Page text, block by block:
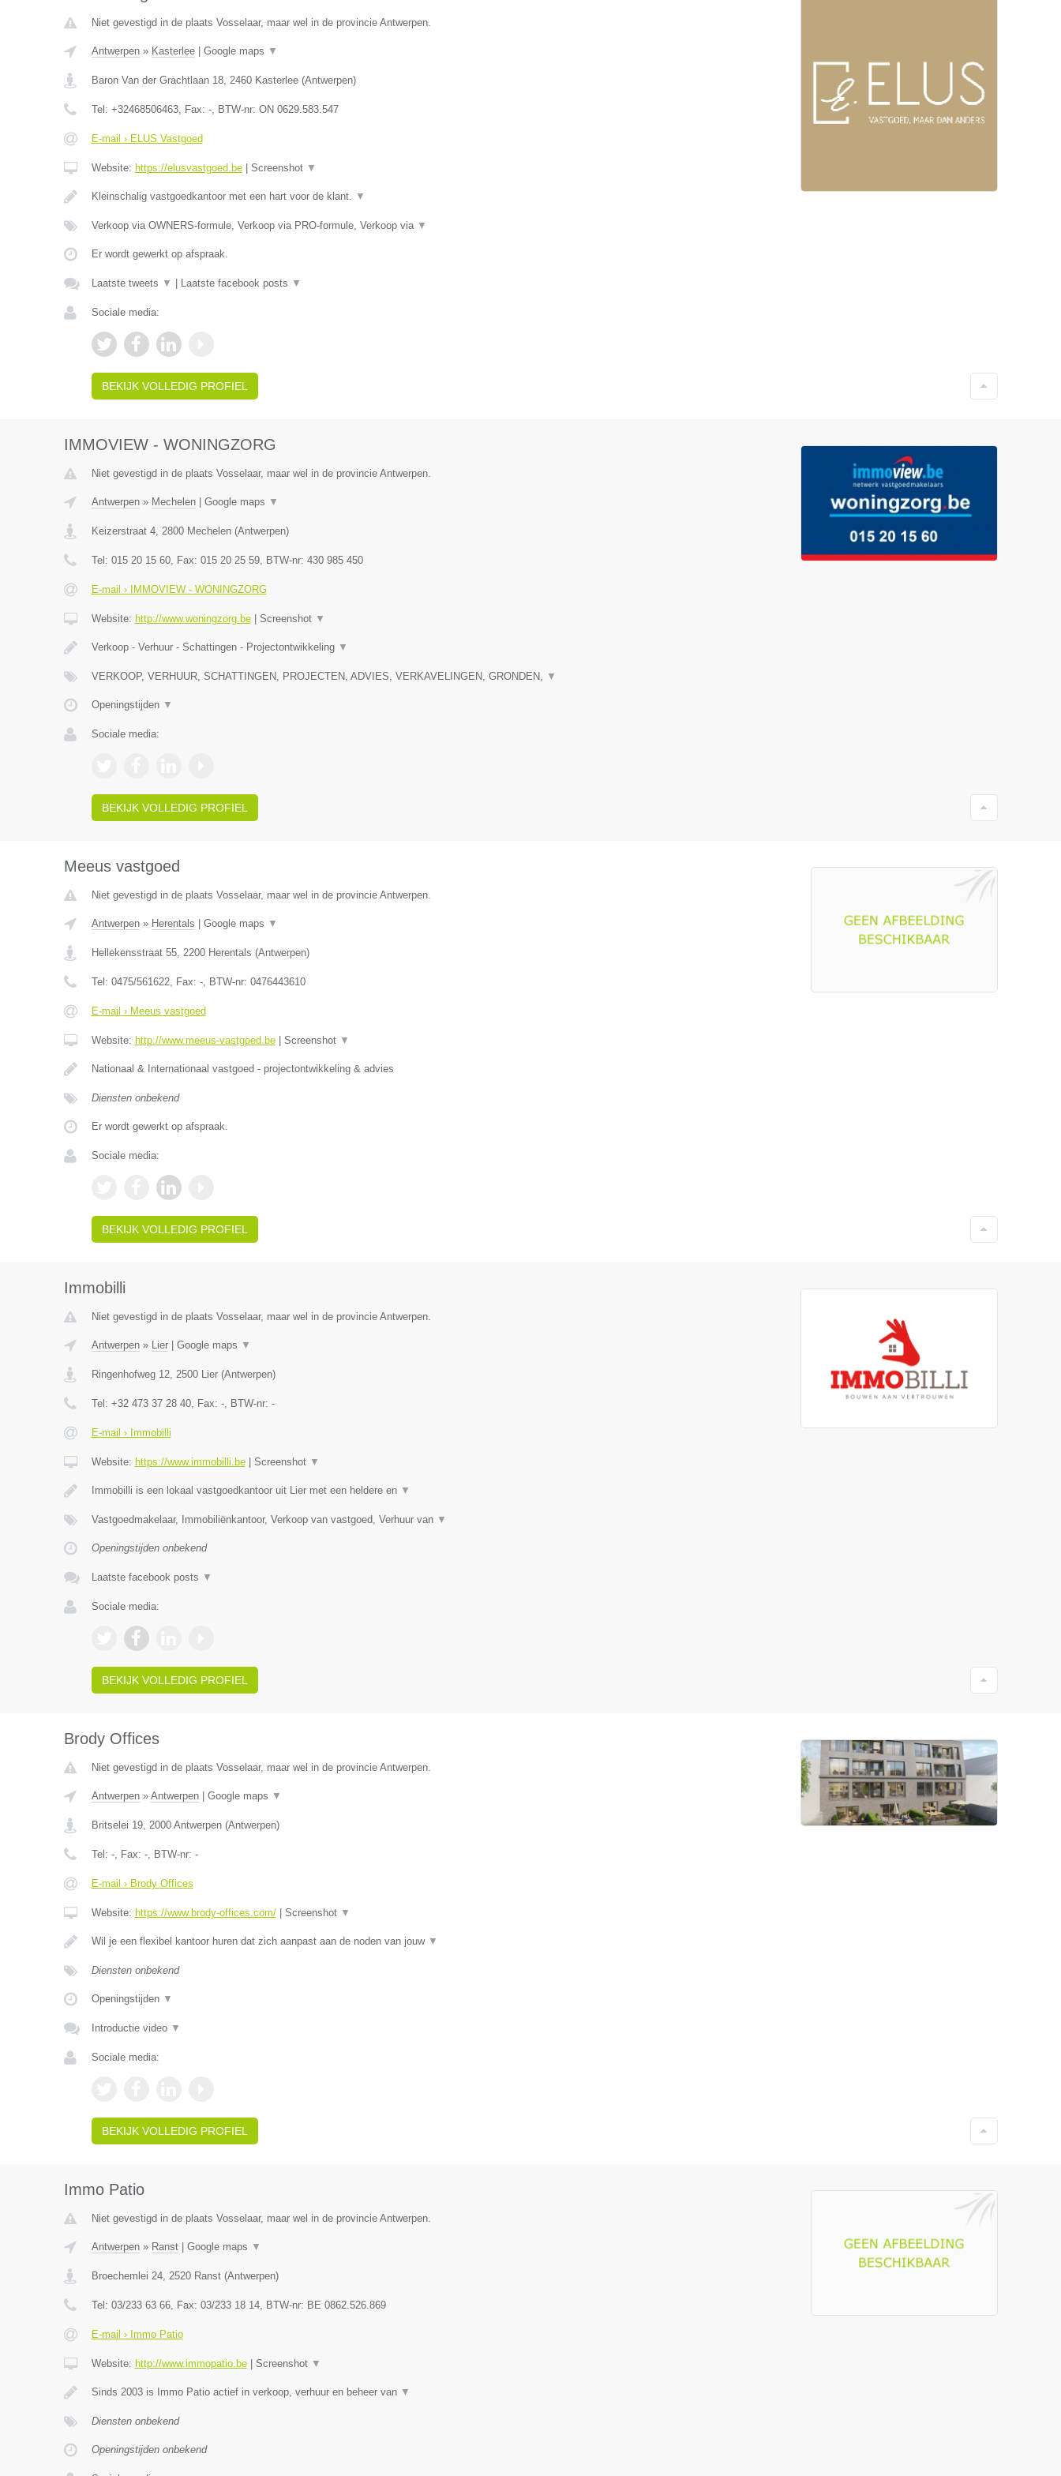
Niet gevestigd in de plaats Vosselaar, maar wel in de provincie Antwerpen.
Antwerpen» Kasterlee| Google maps ▼
Baron Van der Grachtlaan 18, 2460 Kasterlee(Antwerpen)
Tel: +32468506463, Fax: -, BTW-nr: ON 0629.583.547
E-mail › ELUS Vastgoed
Website: https://elusvastgoed.be| Screenshot ▼
Kleinschalig vastgoedkantoor met een hart voor de klant. ▼
Verkoop via OWNERS-formule, Verkoop via PRO-formule, Verkoop via ▼
Er wordt gewerkt op afspraak.
Laatste tweets ▼ Laatste facebook posts ▼
Sociale media:
BEKIJK VOLLEDIG PROFIEL
IMMOVIEW - WONINGZORG
Niet gevestigd in de plaats Vosselaar, maar wel in de provincie Antwerpen.
Antwerpen» Mechelen| Google maps ▼
Keizerstraat 4, 2800 Mechelen(Antwerpen)
Tel: 015 20 15 60, Fax: 015 20 25 59, BTW-nr: 430 985 450
E-mail › IMMOVIEW - WONINGZORG
Website: http://www.woningzorg.be| Screenshot ▼
Verkoop - Verhuur - Schattingen - Projectontwikkeling ▼
VERKOOP, VERHUUR, SCHATTINGEN, PROJECTEN, ADVIES, VERKAVELINGEN, GRONDEN, ▼
Openingstijden ▼
Sociale media:
BEKIJK VOLLEDIG PROFIEL
Meeus vastgoed
Niet gevestigd in de plaats Vosselaar, maar wel in de provincie Antwerpen.
Antwerpen» Herentals Google maps ▼
Hellekensstraat 55, 2200 Herentals (Antwerpen)
Tel: 0475/561622, Fax: -, BTW-nr: 0476443610
E-mail › Meeus vastgoed
Website: http://www.meeus-vastgoed.be| Screenshot ▼
Nationaal & Internationaal vastgoed - projectontwikkeling & advies
Diensten onbekend
Er wordt gewerkt op afspraak.
Sociale media:
BEKIJK VOLLEDIG PROFIEL
Immobilli
Niet gevestigd in de plaats Vosselaar, maar wel in de provincie Antwerpen.
Antwerpen» Lier| Google maps ▼
Ringenhofweg 12, 2500 Lier(Antwerpen)
Tel: +32 473 37 28 40, Fax: -, BTW-nr: -
E-mail › Immobilli
Website: https://www.immobilli.be| Screenshot ▼
Immobilli is een lokaal vastgoedkantoor uit Lier met een heldere en ▼
Vastgoedmakelaar, Immobiliënkantoor, Verkoop van vastgoed, Verhuur van ▼
Openingstijden onbekend
Laatste facebook posts ▼
Sociale media:
BEKIJK VOLLEDIG PROFIEL
Brody Offices
Niet gevestigd in de plaats Vosselaar, maar wel in de provincie Antwerpen.
Antwerpen» Antwerpen| Google maps ▼
Britselei 19, 2000 Antwerpen(Antwerpen)
Tel: -, Fax: -, BTW-nr: -
E-mail › Brody Offices
Website: https://www.brody-offices.com/| Screenshot ▼
Wil je een flexibel kantoor huren dat zich aanpast aan de noden van jouw ▼
Diensten onbekend
Openingstijden ▼
Introductie video ▼
Sociale media:
BEKIJK VOLLEDIG PROFIEL
Immo Patio
Niet gevestigd in de plaats Vosselaar, maar wel in de provincie Antwerpen.
Antwerpen» Ranst| Google maps ▼
Broechemlei 24, 2520 Ranst(Antwerpen)
Tel: 03/233 63 66, Fax: 03/233 18 14, BTW-nr: BE 0862.526.869
E-mail › Immo Patio
Website: http://www.immopatio.be| Screenshot ▼
Sinds 2003 is Immo Patio actief in verkoop, verhuur en beheer van ▼
Diensten onbekend
Openingstijden onbekend